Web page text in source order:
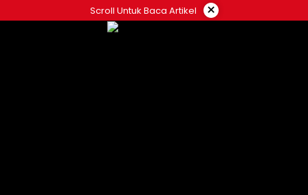
to
Scroll Untuk Baca Artikel ×